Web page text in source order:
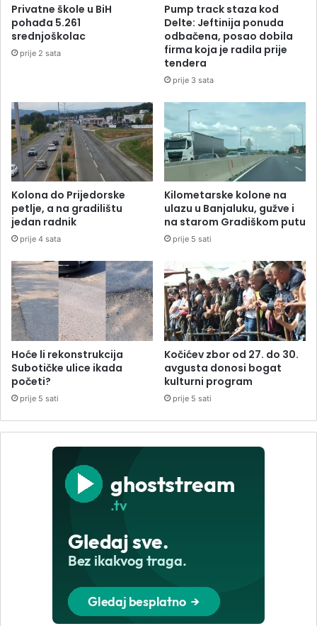
Privatne škole u BiH
pohađa 5.261
srednjoškolac
prije 2 sata
Pump track staza kod
Delte: Jeftinija ponuda
odbačena, posao dobila
firma koja je radila prije
tendera
prije 3 sata
Kolona do Prijedorske
petlje, a na gradilištu
jedan radnik
prije 4 sata
Kilometarske kolone na
ulazu u Banjaluku, gužve i
na starom Gradiškom putu
prije 5 sati
Hoće li rekonstrukcija
Subotičke ulice ikada
početi?
prije 5 sati
Kočićev zbor od 27. do 30.
avgusta donosi bogat
kulturni program
prije 5 sati